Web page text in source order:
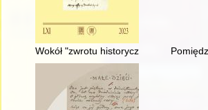
Wokół "zwrotu historycznego” w